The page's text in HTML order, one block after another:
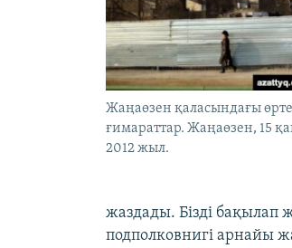
Жаңаөзен қаласындағы
ғимараттар. Жаңаөзен, 15
2012 жыл.
жаздады. Бізді бақылап
подполковнигі арнайы